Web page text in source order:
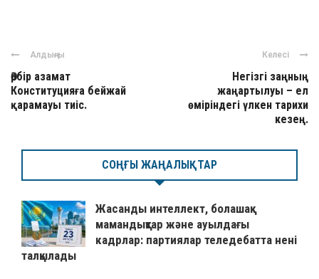
Алдыңғы
Әрбір азамат
Конституцияға бейжай
қарамауы тиіс.
Келесі
Негізгі заңның
жаңартылуы – ел
өміріндегі үлкен тарихи
кезең.
СОҢҒЫ ЖАҢАЛЫҚТАР
Жасанды интеллект, болашақ
мамандықтар және ауылдағы
кадрлар: партиялар теледебатта нені
талқылады